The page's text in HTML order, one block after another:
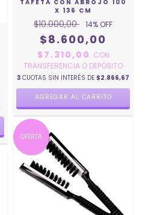
TAFETA CON ABROJO 100
X 136 CM
$10.000,00 14% OFF
$8.600,00
$7.310,00 CON
TRANSFERENCIA O DEPÓSITO
3 CUOTAS SIN INTERÉS DE $2.866,67
OFERTA